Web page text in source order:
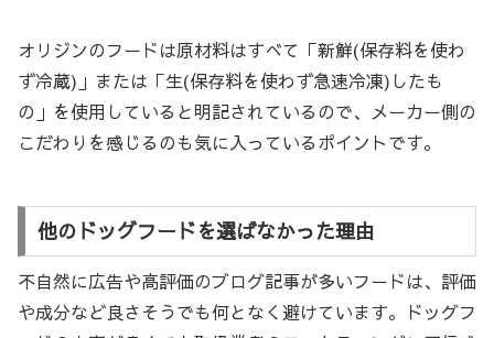
オリジンのフードは原材料はすべて「新鮮(保存料を使わ
ず冷蔵)」または「生(保存料を使わず急速冷凍)したも
の」を使用していると明記されているので、メーカー側の
こだわりを感じるのも気に入っているポイントです。
他のドッグフードを選ばなかった理由
不自然に広告や高評価のブログ記事が多いフードは、評価
や成分など良さそうでも何となく避けています。ドッグフ